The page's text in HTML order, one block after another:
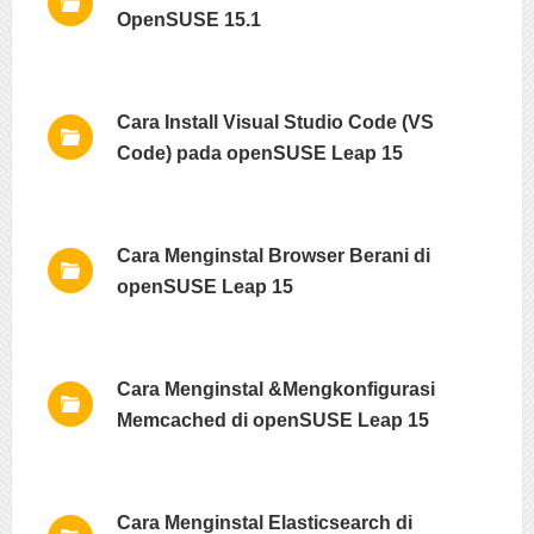
OpenSUSE 15.1
Cara Install Visual Studio Code (VS
Code) pada openSUSE Leap 15
Cara Menginstal Browser Berani di
openSUSE Leap 15
Cara Menginstal &Mengkonfigurasi
Memcached di openSUSE Leap 15
Cara Menginstal Elasticsearch di